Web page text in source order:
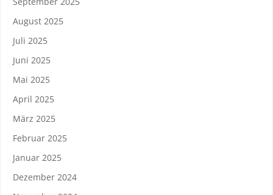
August 2025
Juli 2025
Juni 2025
Mai 2025
April 2025
März 2025
Februar 2025
Januar 2025
Dezember 2024